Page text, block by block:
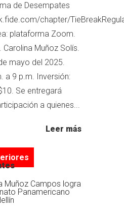
de Desempates
chapter/
plataforma Zoom.
Muñoz Solís.
mayo del 2025.
a 9 p.m. Inversión:
Se entregará
a quienes...
Leer más
Muñoz Campos logra
Panamericano